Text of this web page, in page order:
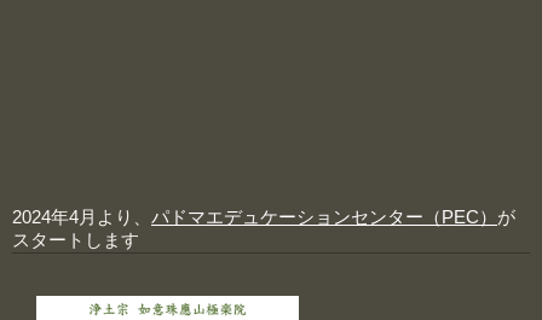
2024年4月より、 パドマエデュケーションセンター（PEC） が
スタートします